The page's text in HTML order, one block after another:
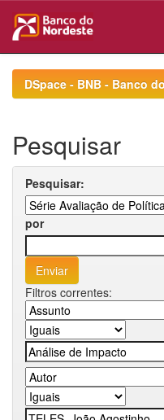
navigationDSpace - BNB - Banco
Pesquisar
Pesquisar:
por
Filtros correntes: